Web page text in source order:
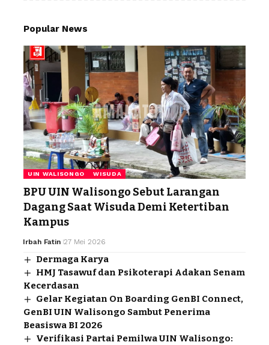
Popular News
UIN WALISONGO WISUDA
BPU UIN Walisongo Sebut Larangan
Dagang Saat Wisuda Demi Ketertiban
Kampus
Irbah Fatin 27 Mei 2026
Dermaga Karya
HMJ Tasawuf dan Psikoterapi Adakan Senam
Kecerdasan
Gelar Kegiatan On Boarding GenBI Connect,
GenBI UIN Walisongo Sambut Penerima
Beasiswa BI 2026
Verifikasi Partai Pemilwa UIN Walisongo: